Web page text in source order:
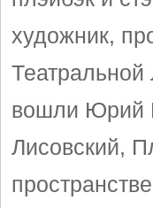
художник,
Театральной
вошли Юрий
Лисовский,